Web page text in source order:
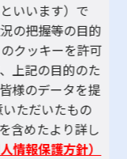
いいます）で
の把握等の目的
クッキーを許可
上記の目的のた
様のデータを提
ただいたもの
含めたより詳し
情報保護方針）